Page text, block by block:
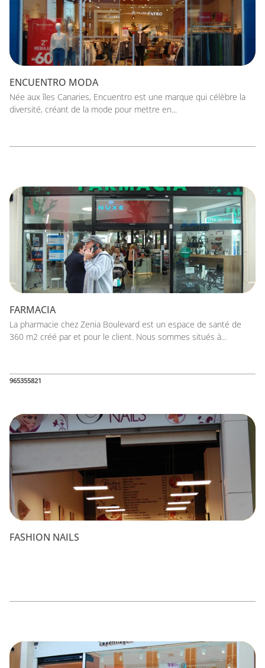
ENCUENTRO MODA
Née aux îles Canaries, Encuentro est une marque qui célèbre la
diversité, créant de la mode pour mettre en...
FARMACIA
La pharmacie chez Zenia Boulevard est un espace de santé de
360 m2 créé par et pour le client. Nous sommes situés à...
965355821
FASHION NAILS